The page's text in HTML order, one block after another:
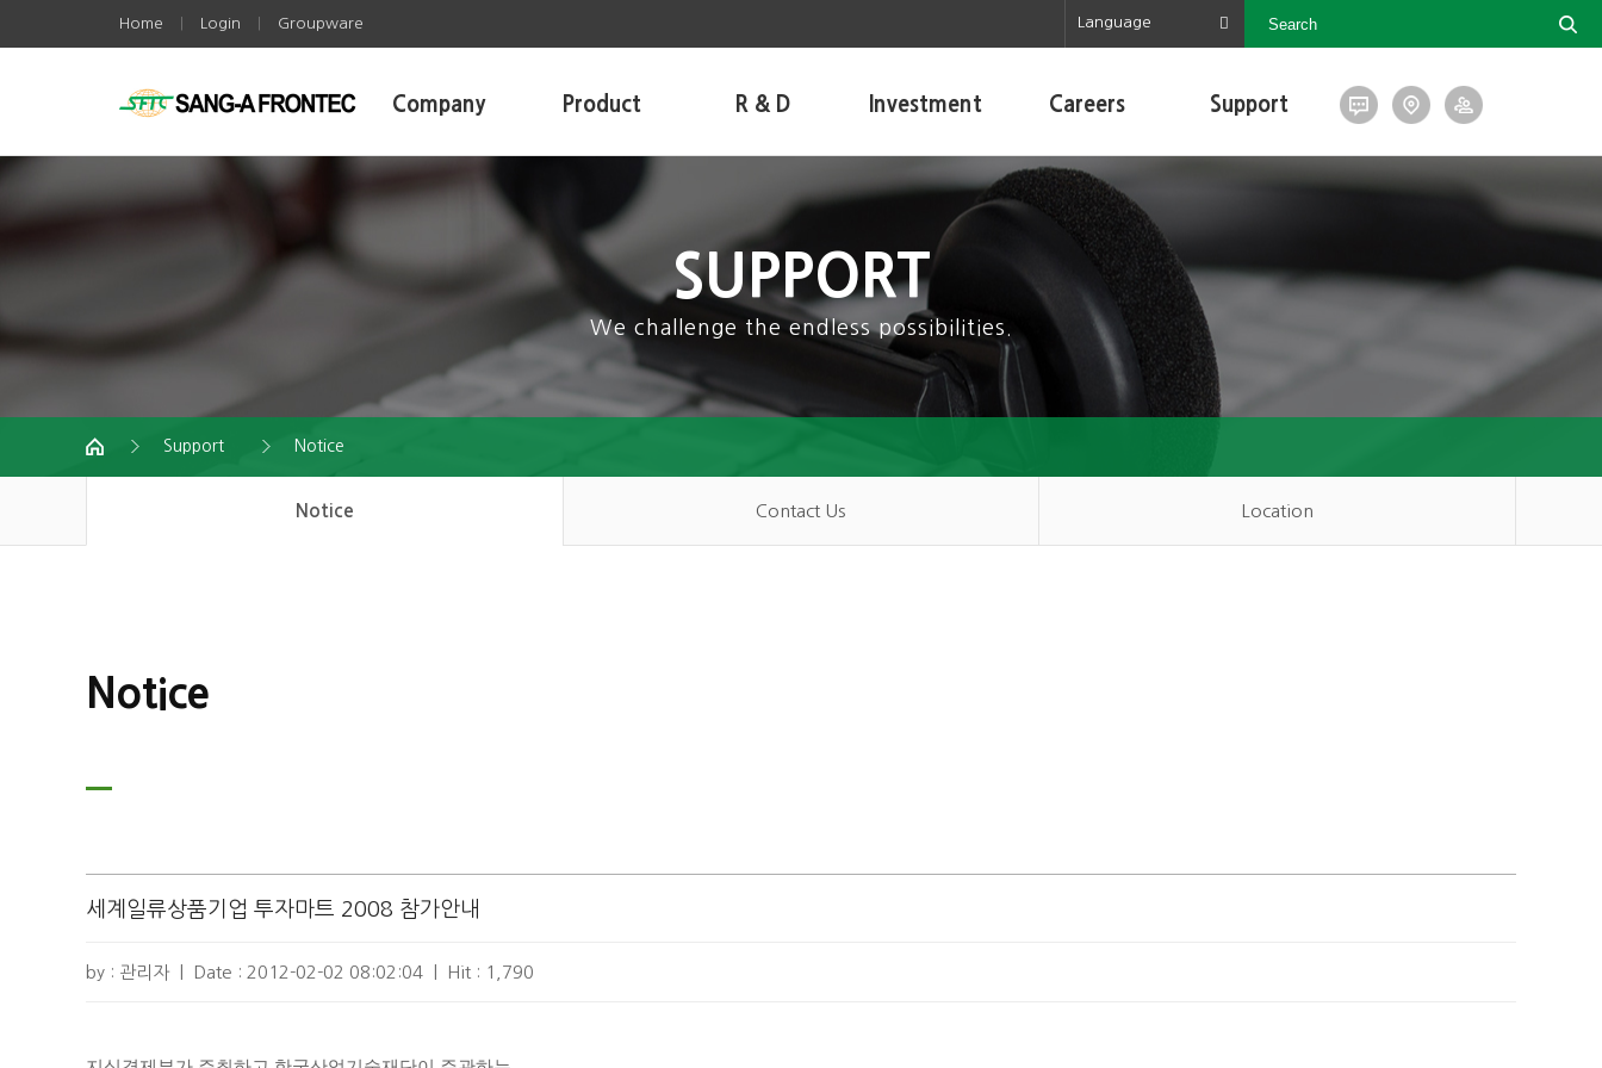
Home Login Groupware Language
Company Product R & D Investment Careers Support
SUPPORT
We challenge the endless possibilities.
Support Notice
Notice Contact Us Location
Notice
세계일류상품기업 투자마트 2008 참가안내
by : 관리자 Date : 2012-02-02 08:02:04 Hit : 1,790